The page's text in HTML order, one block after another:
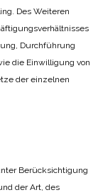
Des Weiteren
Durchführung
die Einwilligung von
der einzelnen
Berücksichtigung
der Art, des